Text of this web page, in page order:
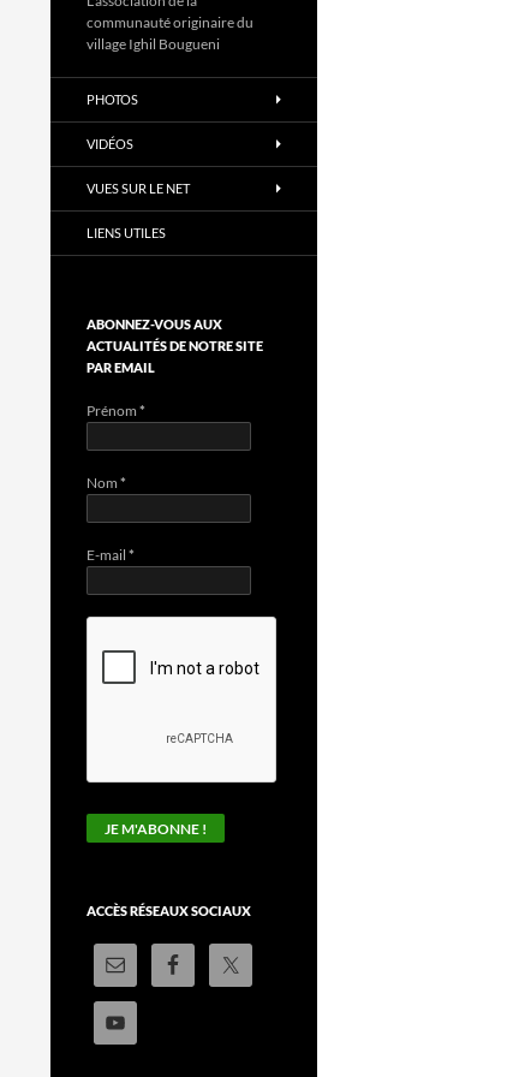
communauté originaire du
village Ighil Bougueni
PHOTOS
VIDÉOS
VUES SUR LE NET
LIENS UTILES
ABONNEZ-VOUS AUX
ACTUALITÉS DE NOTRE SITE
PAR EMAIL
Prénom *
Nom *
E-mail *
ACCÈS RÉSEAUX SOCIAUX